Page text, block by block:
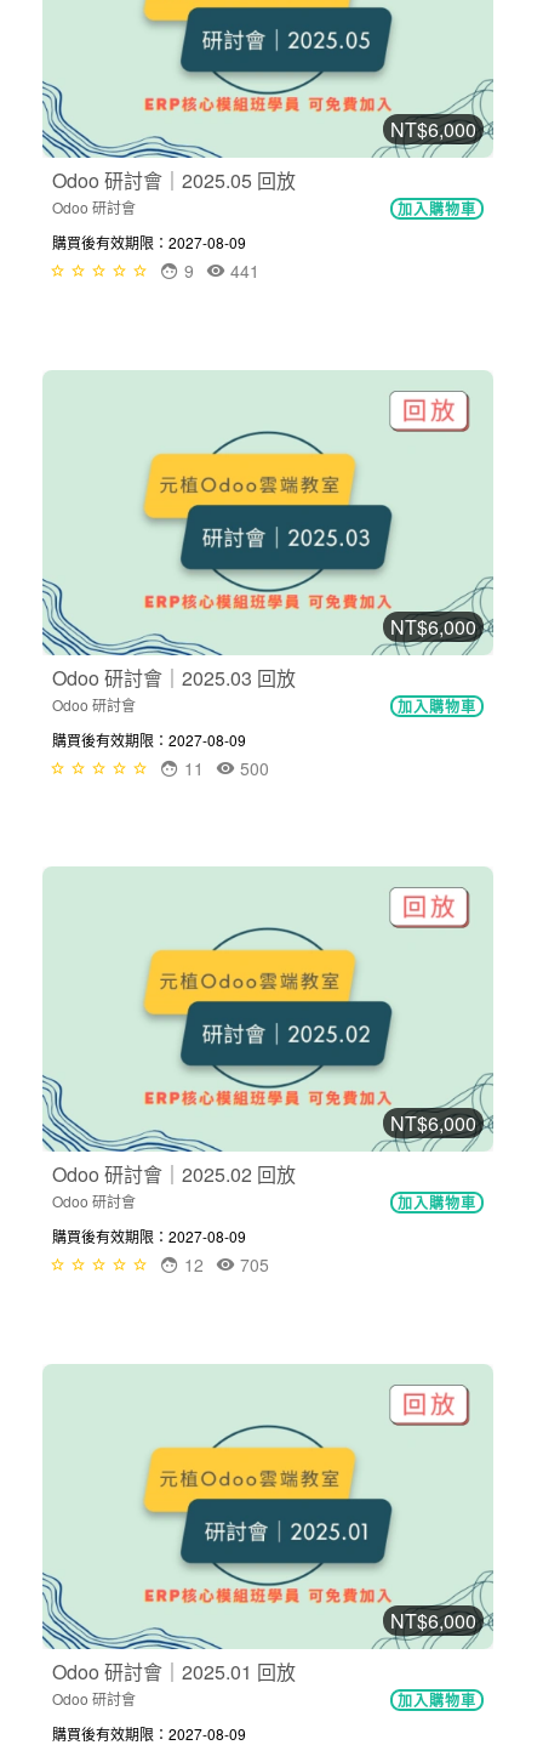
NT$6,000
Odoo 研討會｜2025.05 回放
Odoo 研討會 加入購物車
購買後有效期限：2027-08-09
441
9
NT$6,000
Odoo 研討會｜2025.03 回放
Odoo 研討會 加入購物車
購買後有效期限：2027-08-09
500
11
NT$6,000
Odoo 研討會｜2025.02 回放
Odoo 研討會 加入購物車
購買後有效期限：2027-08-09
705
12
NT$6,000
Odoo 研討會｜2025.01 回放
Odoo 研討會 加入購物車
購買後有效期限：2027-08-09